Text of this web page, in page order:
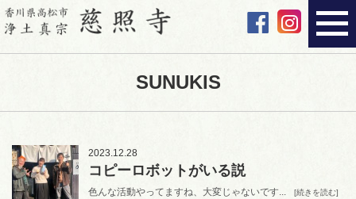
SUNUKIS
2023.12.28
コピーロボットがいる説
色んな活動やってますね、大変じゃないです... [続きを読む]